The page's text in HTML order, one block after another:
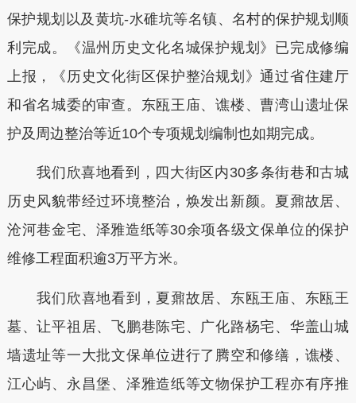
保护规划以及黄坑-水碓坑等名镇、名村的保护规划顺
利完成。《温州历史文化名城保护规划》已完成修编
上报，《历史文化街区保护整治规划》通过省住建厅
和省名城委的审查。东瓯王庙、谯楼、曹湾山遗址保
护及周边整治等近10个专项规划编制也如期完成。
我们欣喜地看到，四大街区内30多条街巷和古城
历史风貌带经过环境整治，焕发出新颜。夏鼐故居、
沧河巷金宅、泽雅造纸等30余项各级文保单位的保护
维修工程面积逾3万平方米。
我们欣喜地看到，夏鼐故居、东瓯王庙、东瓯王
墓、让平祖居、飞鹏巷陈宅、广化路杨宅、华盖山城
墙遗址等一大批文保单位进行了腾空和修缮，谯楼、
江心屿、永昌堡、泽雅造纸等文物保护工程亦有序推